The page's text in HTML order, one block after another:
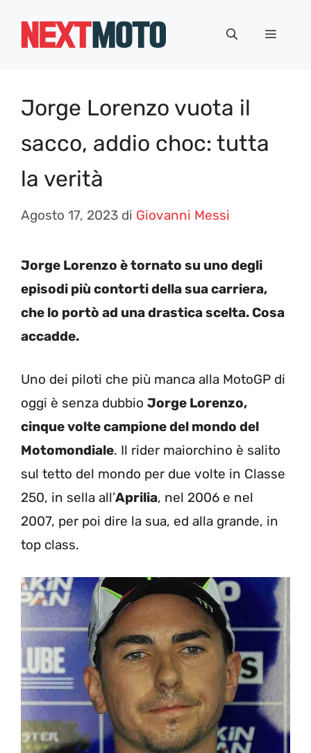
Menu
Jorge Lorenzo vuota il
sacco, addio choc: tutta
la verità
Agosto 17, 2023 di Giovanni Messi
Jorge Lorenzo è tornato su uno degli
episodi più contorti della sua carriera,
che lo portò ad una drastica scelta. Cosa
accadde.
Uno dei piloti che più manca alla MotoGP di
oggi è senza dubbio Jorge Lorenzo,
cinque volte campione del mondo del
Motomondiale. Il rider maiorchino è salito
sul tetto del mondo per due volte in Classe
250, in sella all’Aprilia, nel 2006 e nel
2007, per poi dire la sua, ed alla grande, in
top class.